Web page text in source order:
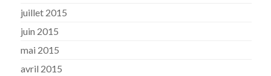
juillet 2015
juin 2015
mai 2015
avril 2015